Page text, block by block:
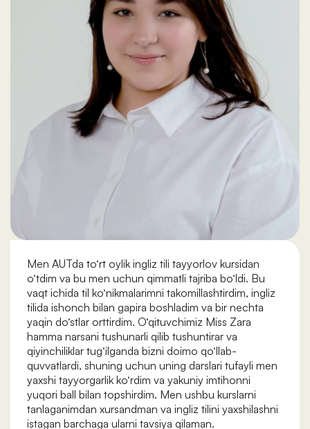
Men AUTda to‘rt oylik ingliz tili tayyorlov kursidan
o‘tdim va bu men uchun qimmatli tajriba bo‘ldi. Bu
vaqt ichida til ko‘nikmalarimni takomillashtirdim, ingliz
tilida ishonch bilan gapira boshladim va bir nechta
yaqin do‘stlar orttirdim. O‘qituvchimiz Miss Zara
hamma narsani tushunarli qilib tushuntirar va
qiyinchiliklar tug‘ilganda bizni doimo qo‘llab-
quvvatlardi, shuning uchun uning darslari tufayli men
yaxshi tayyorgarlik ko‘rdim va yakuniy imtihonni
yuqori ball bilan topshirdim. Men ushbu kurslarni
tanlaganimdan xursandman va ingliz tilini yaxshilashni
istagan barchaga ularni tavsiya qilaman.